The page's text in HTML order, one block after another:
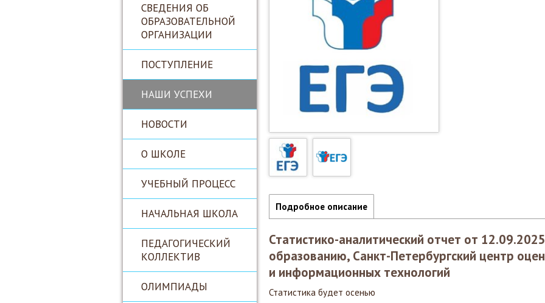
СВЕДЕНИЯ ОБ
ОБРАЗОВАТЕЛЬНОЙ
ОРГАНИЗАЦИИ
ПОСТУПЛЕНИЕ
НАШИ УСПЕХИ
НОВОСТИ
О ШКОЛЕ
УЧЕБНЫЙ ПРОЦЕСС
НАЧАЛЬНАЯ ШКОЛА
ПЕДАГОГИЧЕСКИЙ
КОЛЛЕКТИВ
ОЛИМПИАДЫ
Подробное описание
Статистико-аналитический отчет от
образованию, Санкт-Петербургский центр
и информационных технологий
Статистика будет осенью